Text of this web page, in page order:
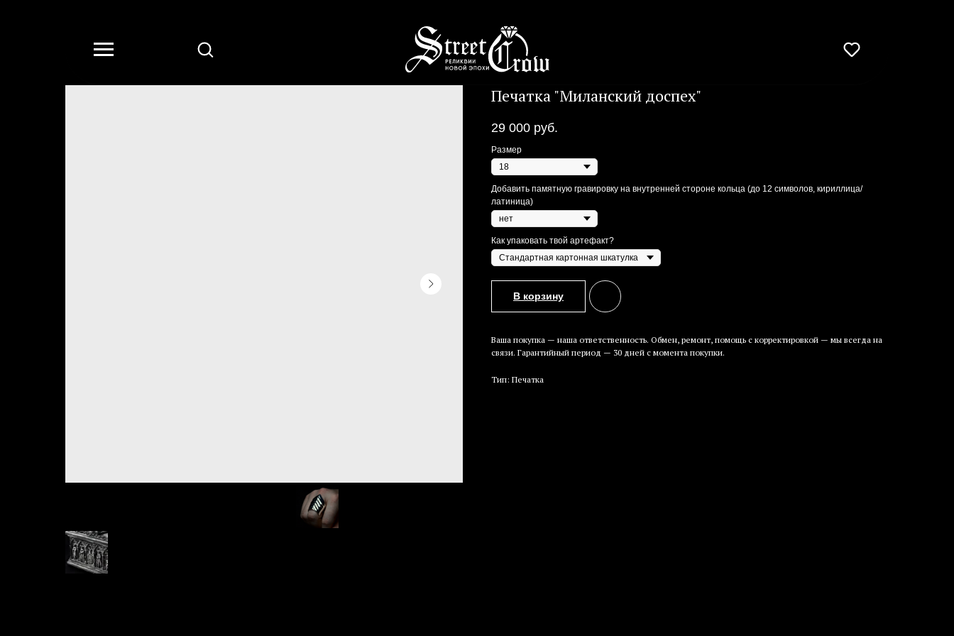
Печатка "Миланский доспех"
29 000 руб.
Размер
Добавить памятную гравировку на внутренней стороне кольца (до 12 символов, кириллица/
латиница)
Как упаковать твой артефакт?
В корзину
Ваша покупка — наша ответственность. Обмен, ремонт, помощь с корректировкой — мы всегда на
связи. Гарантийный период — 30 дней с момента покупки.
Тип: Печатка